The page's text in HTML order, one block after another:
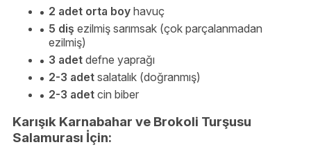
2 adet orta boy havuç
5 diş ezilmiş sarımsak (çok parçalanmadan
ezilmiş)
3 adet defne yaprağı
2-3 adet salatalık (doğranmış)
2-3 adet cin biber
Karışık Karnabahar ve Brokoli Turşusu
Salamurası İçin: